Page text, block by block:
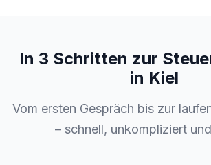
In 3 Schritten zur
in Kiel
Vom ersten Gespräch bis zur
– schnell, unkompliziert